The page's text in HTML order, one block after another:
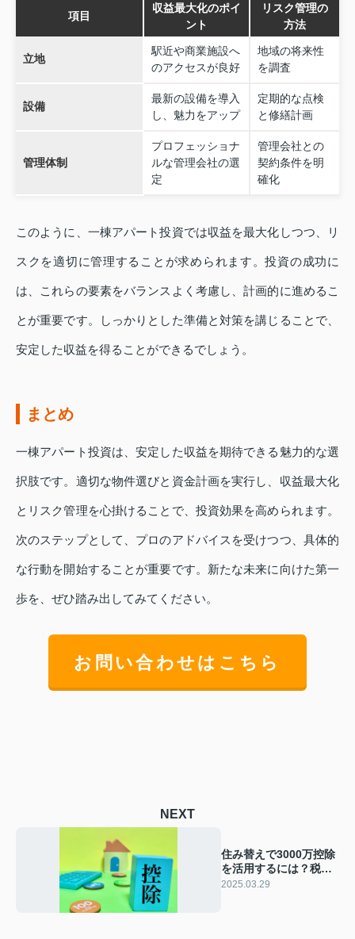
項目
収益最大化のポイ
ント
リスク管理の
方法
立地
駅近や商業施設へ
のアクセスが良好
地域の将来性
を調査
設備
最新の設備を導入
し、魅力をアップ
定期的な点検
と修繕計画
管理体制
プロフェッショナ
ルな管理会社の選
定
管理会社との
契約条件を明
確化
このように、一棟アパート投資では収益を最大化しつつ、リ
スクを適切に管理することが求められます。投資の成功に
は、これらの要素をバランスよく考慮し、計画的に進めるこ
とが重要です。しっかりとした準備と対策を講じることで、
安定した収益を得ることができるでしょう。
まとめ
一棟アパート投資は、安定した収益を期待できる魅力的な選
択肢です。適切な物件選びと資金計画を実行し、収益最大化
とリスク管理を心掛けることで、投資効果を高められます。
次のステップとして、プロのアドバイスを受けつつ、具体的
な行動を開始することが重要です。新たな未来に向けた第一
歩を、ぜひ踏み出してみてください。
お問い合わせはこちら
NEXT
住み替えで3000万控除
を活用するには？税金
対策をご紹介
2025.03.29